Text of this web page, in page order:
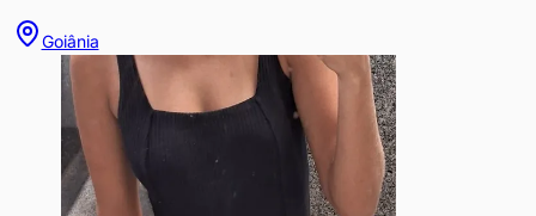
Goiânia